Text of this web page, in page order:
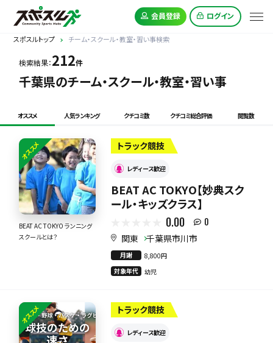
会員登録 ログイン
スポスルトップ チーム・スクール・教室・習い事検索
検索結果：212件
千葉県のチーム・スクール・教室・習い事
オススメ 人気ランキング クチコミ数 クチコミ総合評価 閲覧数
オススメ
BEAT AC TOKYO ランニング
スクールとは？
トラック競技
レディース歓迎
BEAT AC TOKYO【妙典スク
ール・キッズクラス】
0.00 0
関東 千葉県市川市
月謝
8,800円
対象年代
幼児
オススメ トラック競技
レディース歓迎